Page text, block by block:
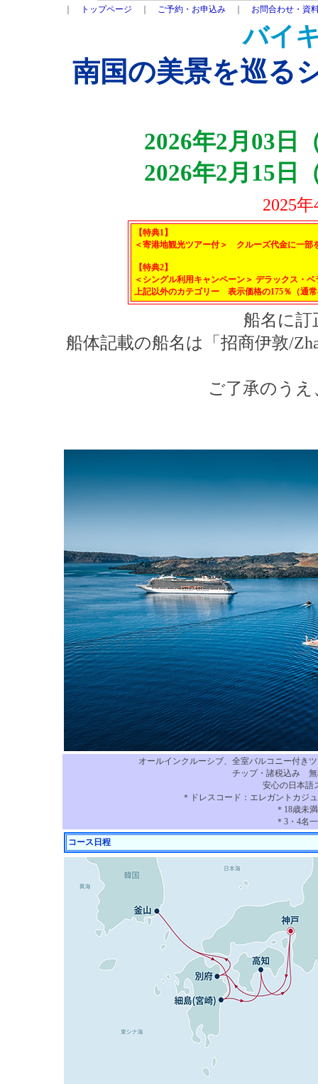
トップページ ご予約・お申込み お問合わせ・資
バイ
南国の美景を巡る
2026年2月03日
2026年2月15日
2025
【特典1】
＜寄港地観光ツアー付＞ クルーズ代金に一部
【特典2】
＜シングル利用キャンペーン＞ デラックス・
上記以外のカテゴリー 表示価格の175％（通
船名に
船体記載の船名は「招商伊敦/
ご了承のう
オールインクルーシブ、全室バルコニー付き
チップ・諸税込み
安心の日本
＊ドレスコード：エレガントカジ
＊18歳未
＊3・4名
コース日程